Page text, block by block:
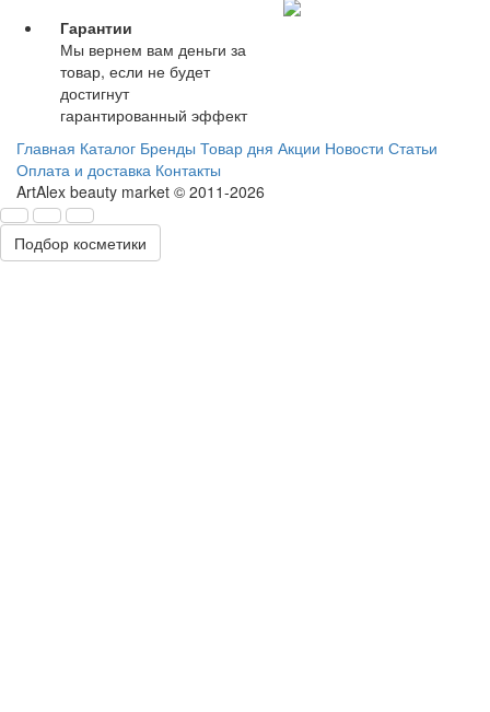
Гарантии
Мы вернем вам деньги за
товар, если не будет
достигнут
гарантированный эффект
Главная Каталог Бренды Товар дня Акции Новости Статьи
Оплата и доставка Контакты
ArtAlex beauty market © 2011-2026
Подбор косметики